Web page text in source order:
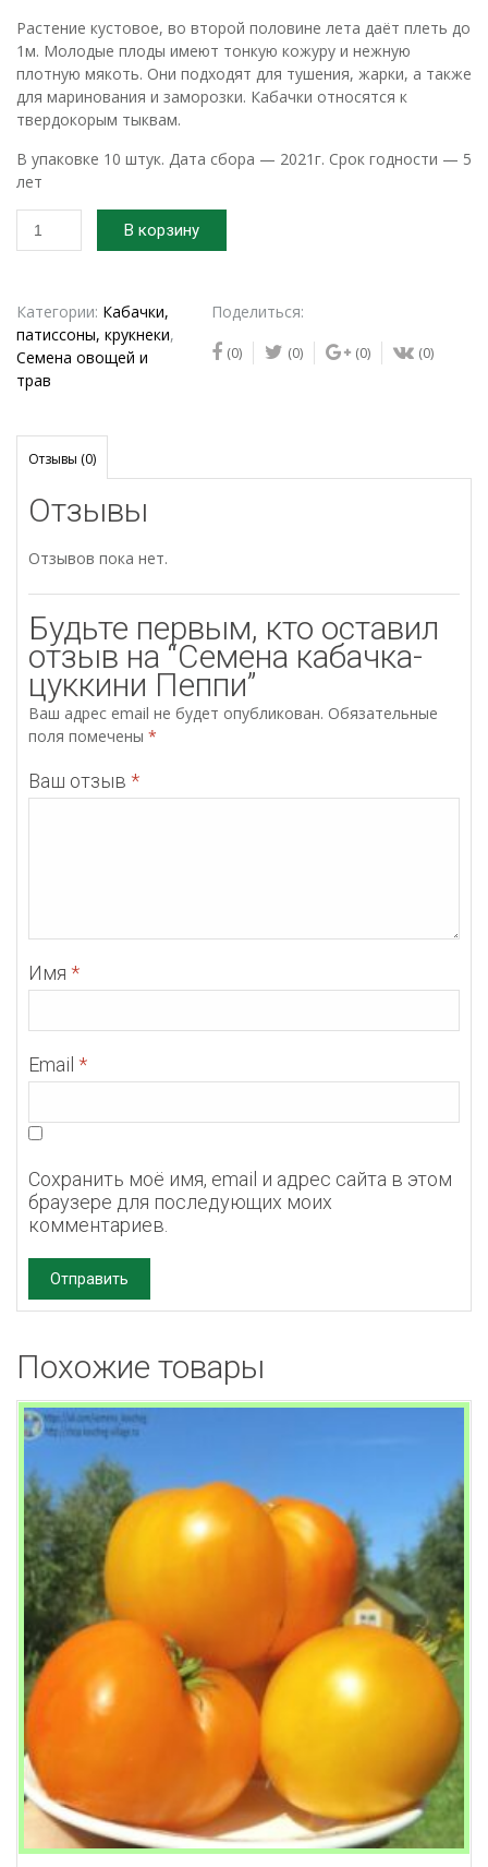
Растение кустовое, во второй половине лета даёт плеть до
1м. Молодые плоды имеют тонкую кожуру и нежную
плотную мякоть. Они подходят для тушения, жарки, а также
для маринования и заморозки. Кабачки относятся к
твердокорым тыквам.
В упаковке 10 штук. Дата сбора — 2021г. Срок годности — 5
лет
Количество
товара
цуккини
Пеппи
В корзину
Категории: Кабачки,
патиссоны, крукнеки,
Семена овощей и
трав
Поделиться:
(0) (0) (0) (0)
Отзывы (0)
Отзывы
Отзывов пока нет.
Будьте первым, кто оставил
отзыв на “Семена кабачка-
цуккини Пеппи”
Ваш адрес email не будет опубликован. Обязательные
поля помечены *
Ваш отзыв *
Имя *
Email *
Сохранить моё имя, email и адрес сайта в этом
браузере для последующих моих
комментариев.
Похожие товары